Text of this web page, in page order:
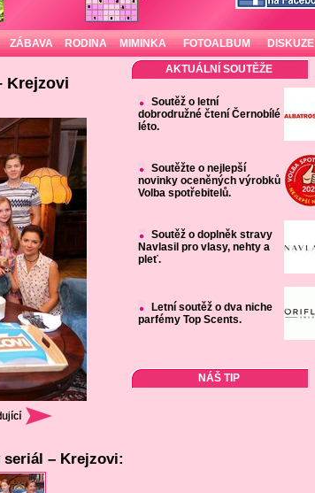
ZÁBAVA RODINA MIMINKA FOTOALBUM DISKUZE
Krejzovi
seriál – Krejzovi:
AKTUÁLNÍ SOUTĚŽE
Soutěž o letní
dobrodružné čtení Černobílé
léto.
Soutěžte o nejlepší
novinky oceněných výrobků
Volba spotřebitelů.
Soutěž o doplněk stravy
Navlasil pro vlasy, nehty a
pleť.
Letní soutěž o dva niche
parfémy Top Scents.
NÁŠ TIP